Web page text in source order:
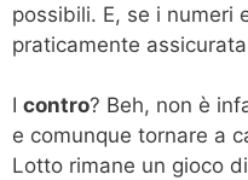
possibili. E, se i numeri
praticamente
I contro? Beh, non è
e comunque tornare a
Lotto rimane un gioco